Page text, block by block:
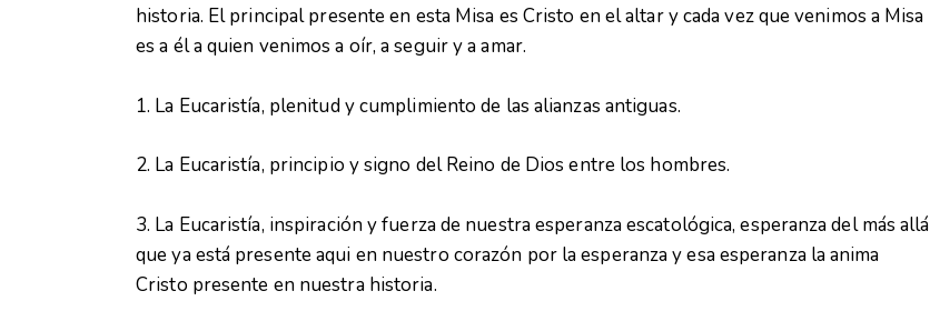
historia. El principal presente en esta Misa es Cristo en el altar y cada vez que venimos a Misa
es a él a quien venimos a oír, a seguir y a amar.
1. La Eucaristía, plenitud y cumplimiento de las alianzas antiguas.
2. La Eucaristía, principio y signo del Reino de Dios entre los hombres.
3. La Eucaristía, inspiración y fuerza de nuestra esperanza escatológica, esperanza del más allá
que ya está presente aqui en nuestro corazón por la esperanza y esa esperanza la anima
Cristo presente en nuestra historia.